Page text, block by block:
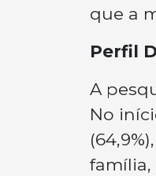
que a
Perfil
A
No
família,